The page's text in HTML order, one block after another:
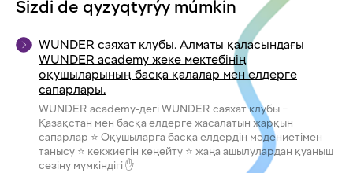
Sizdi de qyzyqtyrýy múmkin
WUNDER саяхат клубы. Алматы қаласындағы
WUNDER academy жеке мектебінің
оқушыларының басқа қалалар мен елдерге
сапарлары.
WUNDER academy-дегі WUNDER саяхат клубы –
Қазақстан мен басқа елдерге жасалатын жарқын
сапарлар ⭐ Оқушыларға басқа елдердің мәдениетімен
танысу ⭐ көкжиегін кеңейту ⭐ жаңа ашылулардан қуаныш
сезіну мүмкіндігі ✋